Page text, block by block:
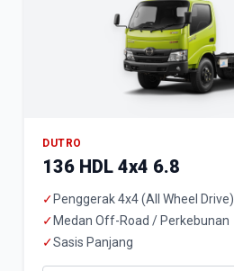
DUTRO
136 HDL 4x4 6.8
✓ Penggerak 4x4 (All Wheel Drive)
✓ Medan Off-Road / Perkebunan
✓Sasis Panjang